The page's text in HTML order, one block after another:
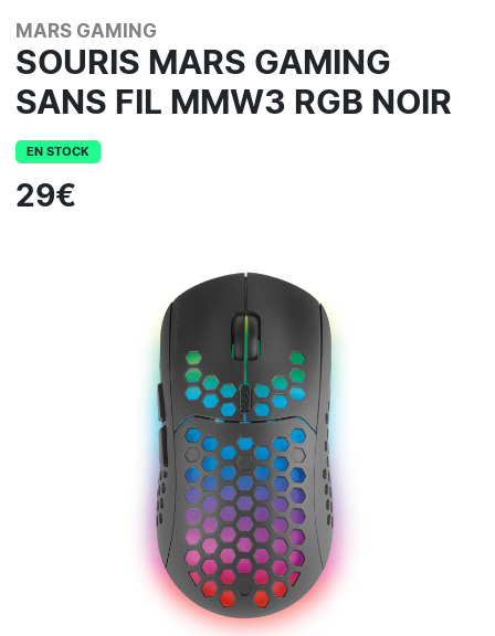
MARS GAMING
SOURIS MARS GAMING
SANS FIL MMW3 RGB NOIR
EN STOCK
29€